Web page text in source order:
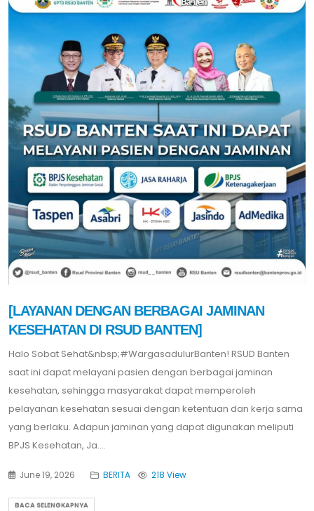
[LAYANAN DENGAN BERBAGAI JAMINAN
KESEHATAN DI RSUD BANTEN]
Halo Sobat Sehat&nbsp;#WargasadulurBanten! RSUD Banten
saat ini dapat melayani pasien dengan berbagai jaminan
kesehatan, sehingga masyarakat dapat memperoleh
pelayanan kesehatan sesuai dengan ketentuan dan kerja sama
yang berlaku. Adapun jaminan yang dapat digunakan meliputi
BPJS Kesehatan, Ja....
June 19, 2026 BERITA 218 View
BACA SELENGKAPNYA